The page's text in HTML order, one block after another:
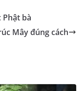
Phật bà
Mây đúng cách